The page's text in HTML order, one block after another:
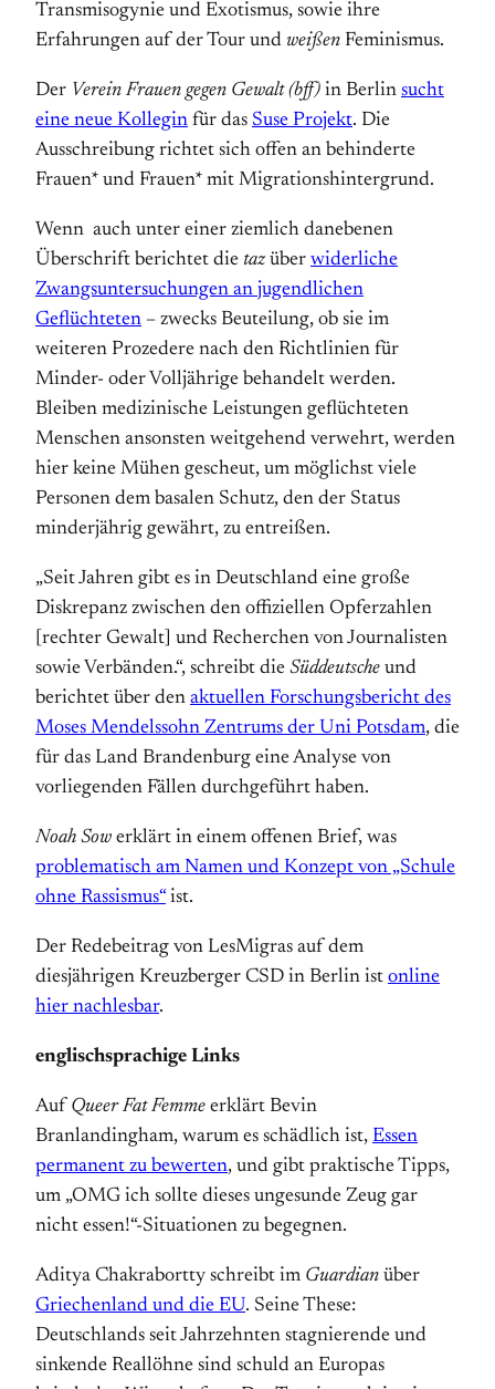
Transmisogynie und Exotismus, sowie ihre
Erfahrungen auf der Tour und weißen Feminismus.
Der Verein Frauen gegen Gewalt (bff) in Berlin sucht
eine neue Kollegin für das Suse Projekt. Die
Ausschreibung richtet sich offen an behinderte
Frauen* und Frauen* mit Migrationshintergrund.
Wenn auch unter einer ziemlich danebenen
Überschrift berichtet die tazüber widerliche
Zwangsuntersuchungen an jugendlichen
Geflüchteten – zwecks Beuteilung, ob sie im
weiteren Prozedere nach den Richtlinien für
Minder- oder Volljährige behandelt werden.
Bleiben medizinische Leistungen geflüchteten
Menschen ansonsten weitgehend verwehrt, werden
hier keine Mühen gescheut, um möglichst viele
Personen dem basalen Schutz, den der Status
minderjährig gewährt, zu entreißen.
„Seit Jahren gibt es in Deutschland eine große
Diskrepanz zwischen den offiziellen Opferzahlen
[rechter Gewalt] und Recherchen von Journalisten
sowie Verbänden.“, schreibt die Süddeutsche und
berichtet über den aktuellen Forschungsbericht des
Moses Mendelssohn Zentrums der Uni Potsdam, die
für das Land Brandenburg eine Analyse von
vorliegenden Fällen durchgeführt haben.
Noah Sow erklärt in einem offenen Brief, was
problematisch am Namen und Konzept von „Schule
ohne Rassismus“ ist.
Der Redebeitrag von LesMigras auf dem
diesjährigen Kreuzberger CSD in Berlin ist online
hier nachlesbar.
englischsprachige Links
Auf Queer Fat Femme erklärt Bevin
Branlandingham, warum es schädlich ist, Essen
permanent zu bewerten, und gibt praktische Tipps,
um „OMG ich sollte dieses ungesunde Zeug gar
nicht essen!“-Situationen zu begegnen.
Aditya Chakrabortty schreibt im Guardian über
Griechenland und die EU. Seine These:
Deutschlands seit Jahrzehnten stagnierende und
sinkende Reallöhne sind schuld an Europas